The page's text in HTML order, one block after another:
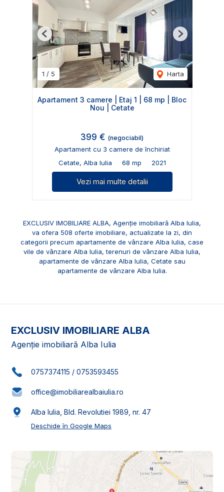
1 / 5 Harta
Previous Next
Apartament 3 camere | Etaj 1 | 68 mp | Bloc
Nou | Cetate
399 € (negociabil)
Apartament cu 3 camere de închiriat
Cetate, Alba Iulia
68 mp 2021
Vezi mai multe detalii
EXCLUSIV IMOBILIARE ALBA, Agenție imobiliară Alba Iulia,
va ofera 508 oferte imobiliare, actualizate la zi, din
categorii precum apartamente de vânzare Alba Iulia, case
vile de vânzare Alba Iulia,terenuri de vânzare Alba Iulia,
apartamente de vânzare Alba Iulia, Cetate sau
apartamente de vânzare Alba Iulia.
EXCLUSIV IMOBILIARE ALBA
Agenție imobiliară Alba Iulia
0757374115 / 0753593455
office@imobiliarealbaiulia.ro
Alba Iulia, Bld. Revolutiei 1989, nr. 47
Deschide în Google Maps